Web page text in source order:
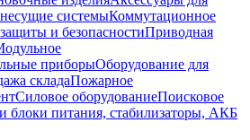
системыКоммутационное
и безопасностиПриводная
приборыОборудование для
складаПожарное
Силовое оборудованиеПоисковое
блоки питания, стабилизаторы, АКБ